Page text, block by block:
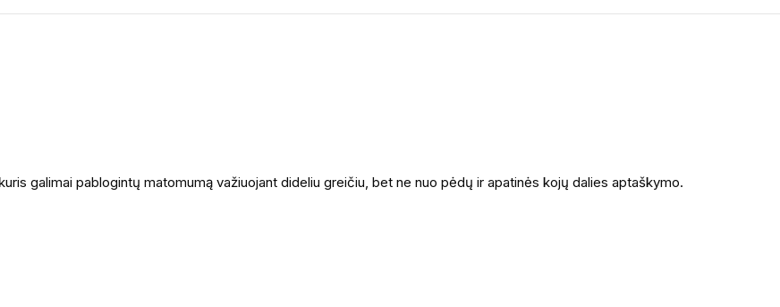
galimai pablogintų matomumą važiuojant dideliu greičiu, bet ne nuo pėdų ir apatinės kojų dalies aptaškymo.